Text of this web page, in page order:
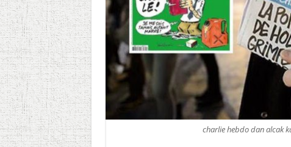
charlie hebdo dan alcak